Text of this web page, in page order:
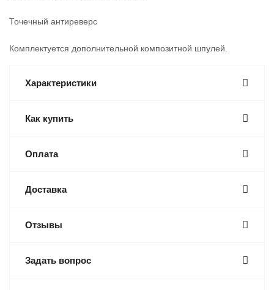
Точечный антиреверс
Комплектуется дополнительной композитной шпулей.
Характеристики
Как купить
Оплата
Доставка
Отзывы
Задать вопрос